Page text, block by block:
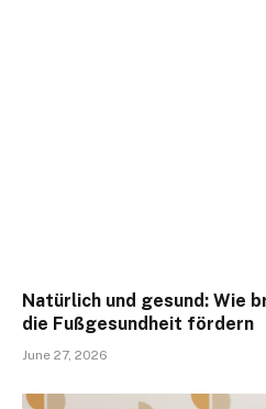
Natürlich und gesund: Wie
die Fußgesundheit fördern
June 27, 2026